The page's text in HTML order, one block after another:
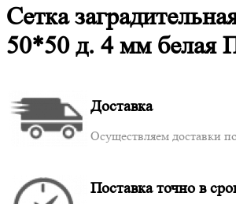
Сетка
50*50 д. 4 мм белая
Доставка
Осуществляем доставки
Поставка точно в